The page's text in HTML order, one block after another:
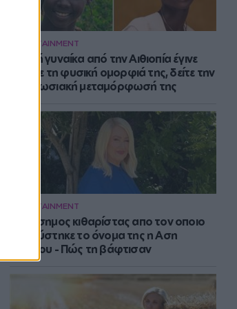
ENTERTAINMENT
Νεαρή γυναίκα από την Αιθιοπία έγινε
viral με τη φυσική ομορφιά της, δείτε την
εντυπωσιακή μεταμόρφωσή της
ENTERTAINMENT
Ο διάσημος κιθαρίστας απο τον οποιο
εμπνεύστηκε το όνομα της η Αση
Μπήλιου - Πώς τη βάφτισαν